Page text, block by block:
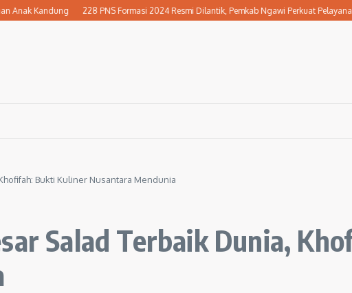
Kandung 228 PNS Formasi 2024 Resmi Dilantik, Pemkab Ngawi Perkuat Pelayanan
Bukti Kuliner Nusantara Mendunia
Salad Terbaik Dunia,